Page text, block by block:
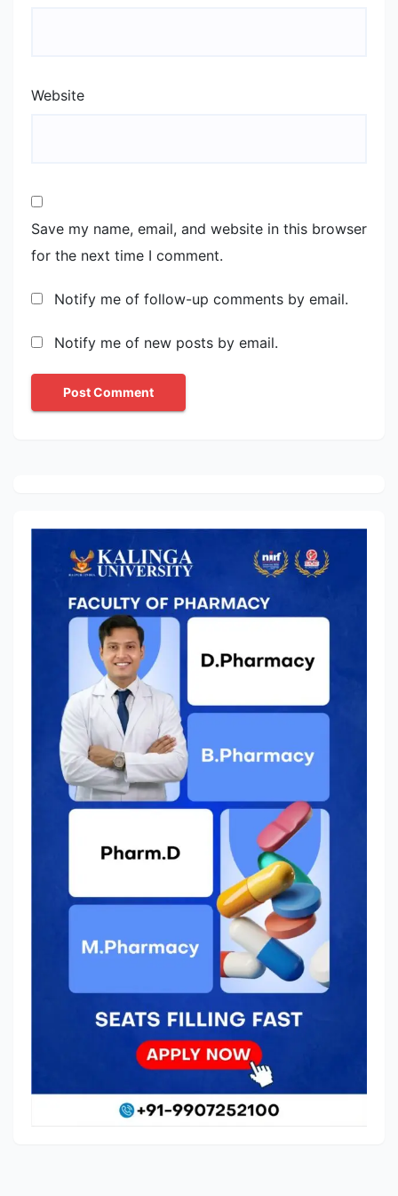
Website
Save my name, email, and website in this browser
for the next time I comment.
Notify me of follow-up comments by email.
Notify me of new posts by email.